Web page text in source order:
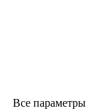
Все параметры